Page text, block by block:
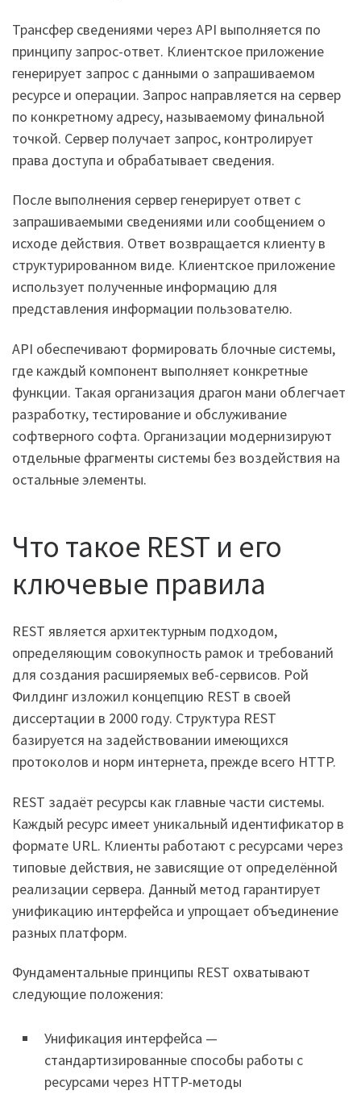
Трансфер сведениями через API выполняется по
принципу запрос-ответ. Клиентское приложение
генерирует запрос с данными о запрашиваемом
ресурсе и операции. Запрос направляется на сервер
по конкретному адресу, называемому финальной
точкой. Сервер получает запрос, контролирует
права доступа и обрабатывает сведения.
После выполнения сервер генерирует ответ с
запрашиваемыми сведениями или сообщением о
исходе действия. Ответ возвращается клиенту в
структурированном виде. Клиентское приложение
использует полученные информацию для
представления информации пользователю.
API обеспечивают формировать блочные системы,
где каждый компонент выполняет конкретные
функции. Такая организация драгон мани облегчает
разработку, тестирование и обслуживание
софтверного софта. Организации модернизируют
отдельные фрагменты системы без воздействия на
остальные элементы.
Что такое REST и его
ключевые правила
REST является архитектурным подходом,
определяющим совокупность рамок и требований
для создания расширяемых веб-сервисов. Рой
Филдинг изложил концепцию REST в своей
диссертации в 2000 году. Структура REST
базируется на задействовании имеющихся
протоколов и норм интернета, прежде всего HTTP.
REST задаёт ресурсы как главные части системы.
Каждый ресурс имеет уникальный идентификатор в
формате URL. Клиенты работают с ресурсами через
типовые действия, не зависящие от определённой
реализации сервера. Данный метод гарантирует
унификацию интерфейса и упрощает объединение
разных платформ.
Фундаментальные принципы REST охватывают
следующие положения:
Унификация интерфейса —
стандартизированные способы работы с
ресурсами через HTTP-методы